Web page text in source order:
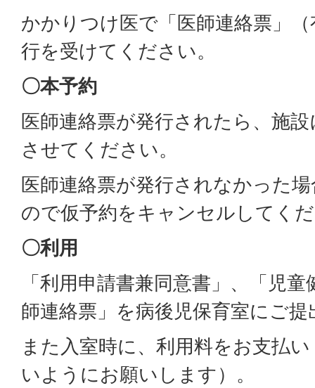
かかりつけ医で「医師連絡票」
行を受けてください。
〇本予約
医師連絡票が発行されたら、施
させてください。
医師連絡票が発行されなかった
ので仮予約をキャンセルしてく
〇利用
「利用申請書兼同意書」、「児
師連絡票」を病後児保育室にご
また入室時に、利用料をお支払
いようにお願いします）。